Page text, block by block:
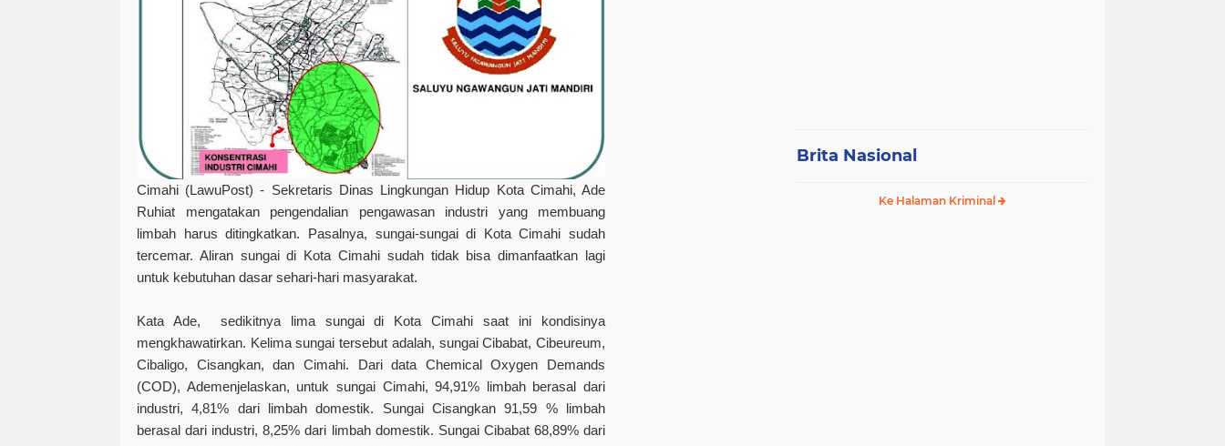
Cimahi (LawuPost) - Sekretaris Dinas Lingkungan Hidup Kota Cimahi, Ade
Ruhiat mengatakan pengendalian pengawasan industri yang membuang
limbah harus ditingkatkan. Pasalnya, sungai-sungai di Kota Cimahi sudah
tercemar. Aliran sungai di Kota Cimahi sudah tidak bisa dimanfaatkan lagi
untuk kebutuhan dasar sehari-hari masyarakat.
Kata Ade, sedikitnya lima sungai di Kota Cimahi saat ini kondisinya
mengkhawatirkan. Kelima sungai tersebut adalah, sungai Cibabat, Cibeureum,
Cibaligo, Cisangkan, dan Cimahi. Dari data Chemical Oxygen Demands
(COD), Ademenjelaskan, untuk sungai Cimahi, 94,91% limbah berasal dari
industri, 4,81% dari limbah domestik. Sungai Cisangkan 91,59 % limbah
berasal dari industri, 8,25% dari limbah domestik. Sungai Cibabat 68,89% dari
Brita Nasional
Ke Halaman Kriminal